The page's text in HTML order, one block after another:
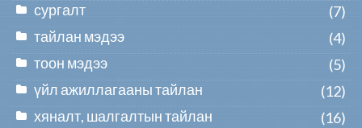
сургалт
(7)
тайлан мэдээ
(4)
тоон мэдээ
(5)
үйл ажиллагааны тайлан
(12)
хяналт, шалгалтын тайлан
(16)